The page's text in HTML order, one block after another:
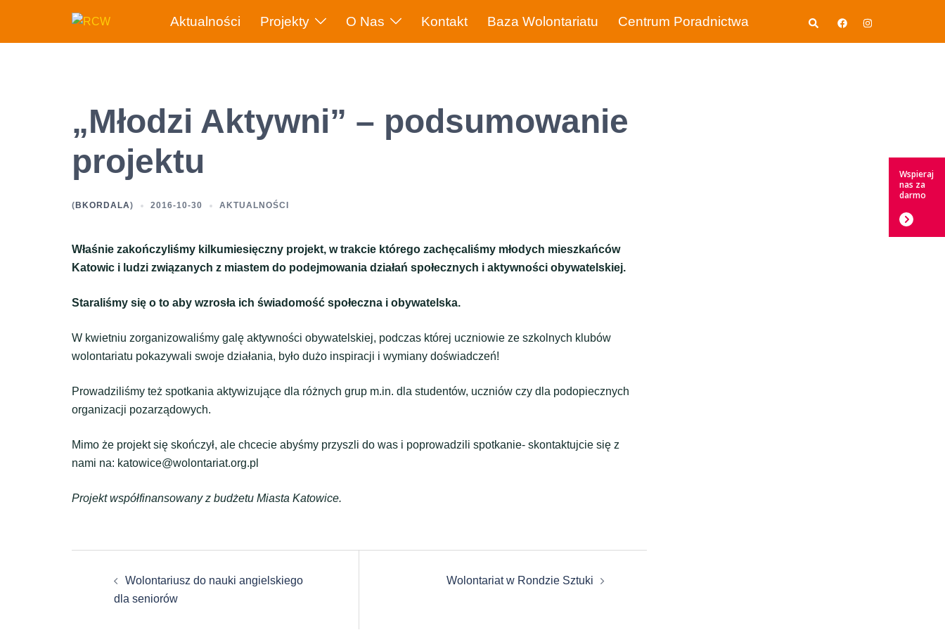
treści
Aktualności Projekty O Nas Kontakt Baza Wolontariatu Centrum Poradnictwa Wyszukiwanie
„Młodzi Aktywni” – podsumowanie
projektu
( BKORDALA) 2016-10-30 AKTUALNOŚCI
Właśnie zakończyliśmy kilkumiesięczny projekt, w trakcie którego zachęcaliśmy młodych mieszkańców
Katowic i ludzi związanych z miastem do podejmowania działań społecznych i aktywności obywatelskiej.
Staraliśmy się o to aby wzrosła ich świadomość społeczna i obywatelska.
W kwietniu zorganizowaliśmy galę aktywności obywatelskiej, podczas której uczniowie ze szkolnych klubów
wolontariatu pokazywali swoje działania, było dużo inspiracji i wymiany doświadczeń!
Prowadziliśmy też spotkania aktywizujące dla różnych grup m.in. dla studentów, uczniów czy dla podopiecznych
organizacji pozarządowych.
Mimo że projekt się skończył, ale chcecie abyśmy przyszli do was i poprowadzili spotkanie- skontaktujcie się z
nami na: katowice@wolontariat.org.pl
Projekt współfinansowany z budżetu Miasta Katowice.
wpisy
Wolontariusz do nauki angielskiego
dla seniorów
Wolontariat w Rondzie Sztuki
Wspieraj
nas za
darmo